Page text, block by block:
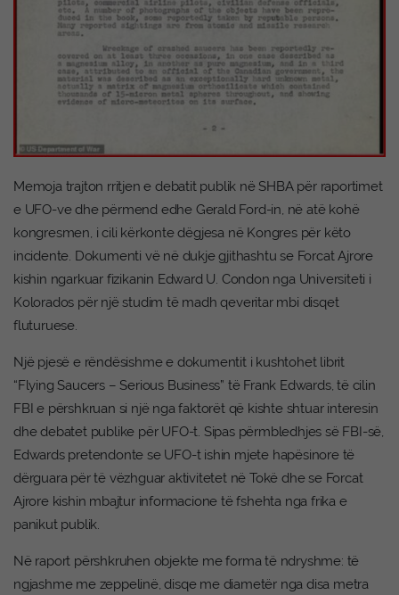
Memoja trajton rritjen e debatit publik në SHBA për raportimet
e UFO-ve dhe përmend edhe Gerald Ford-in, në atë kohë
kongresmen, i cili kërkonte dëgjesa në Kongres për këto
incidente. Dokumenti vë në dukje gjithashtu se Forcat Ajrore
kishin ngarkuar fizikanin Edward U. Condon nga Universiteti i
Kolorados për një studim të madh qeveritar mbi disqet
fluturuese.
Një pjesë e rëndësishme e dokumentit i kushtohet librit
“Flying Saucers – Serious Business” të Frank Edwards, të cilin
FBI e përshkruan si një nga faktorët që kishte shtuar interesin
dhe debatet publike për UFO-t. Sipas përmbledhjes së FBI-së,
Edwards pretendonte se UFO-t ishin mjete hapësinore të
dërguara për të vëzhguar aktivitetet në Tokë dhe se Forcat
Ajrore kishin mbajtur informacione të fshehta nga frika e
panikut publik.
Në raport përshkruhen objekte me forma të ndryshme: të
ngjashme me zeppelinë, disqe me diametër nga disa metra